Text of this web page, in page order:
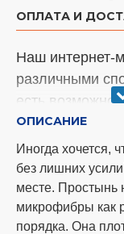
ОПЛАТА И
Наш интернет-
различными
есть
вариант.
время
Внимание!У
относительно
отправляем
ОПИСАНИЕ
Иногда хочется,
без лишних
месте. Простынь
микрофибры как
порядка. Она